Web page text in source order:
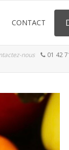
CONTACT
nous 01 42